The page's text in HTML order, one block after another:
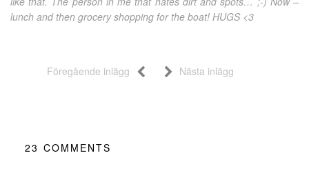
lunch and then grocery shopping for the boat! HUGS <3
Föregående inlägg Nästa inlägg
23 COMMENTS